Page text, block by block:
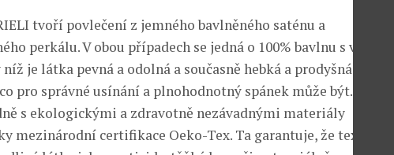
tvoří povlečení z jemného bavlněného saténu a
perkálu. V obou případech se jedná o 100% bavlnu s vysokou
je látka pevná a odolná a současně hebká a prodyšná.
pro správné usínání a plnohodnotný spánek může být. Značka
s ekologickými a zdravotně nezávadnými materiály
mezinárodní certifikace Oeko-Tex. Ta garantuje, že textilie